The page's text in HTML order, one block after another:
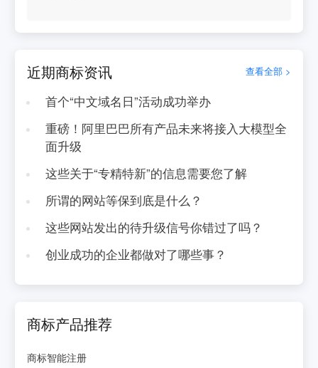
近期商标资讯 查看全部 >
首个“中文域名日”活动成功举办
重磅！阿里巴巴所有产品未来将接入大模型全
面升级
这些关于“专精特新”的信息需要您了解
所谓的网站等保到底是什么？
这些网站发出的待升级信号你错过了吗？
创业成功的企业都做对了哪些事？
商标产品推荐
商标智能注册